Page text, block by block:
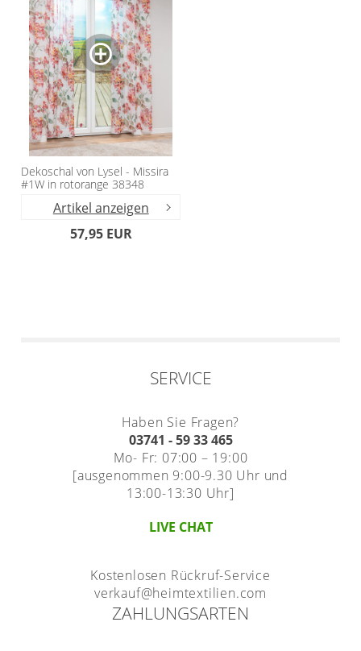
Dekoschal von Lysel - Missira
#1W in rotorange 38348
Artikel anzeigen
57,95 EUR
SERVICE
Haben Sie Fragen?
03741 - 59 33 465
Mo- Fr: 07:00 – 19:00
[ausgenommen 9:00-9.30 Uhr und
13:00-13:30 Uhr]
LIVE CHAT
Kostenlosen Rückruf-Service
verkauf@heimtextilien.com
ZAHLUNGSARTEN